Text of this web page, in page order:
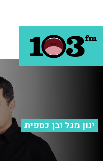
ינון מגל ובן כספית